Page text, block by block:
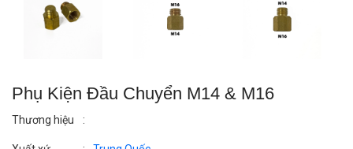
Phụ Kiện Đầu Chuyển M14 & M16
Thương hiệu :